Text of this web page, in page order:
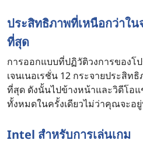
ประสิทธิภาพที่เหนือกว่าใ
ที่สุด
การออกแบบที่ปฏิวัติวงการของโ
เจนเนอเรชั่น 12 กระจายประสิ
ที่สุด ดังนั้นไปข้างหน้าและวิดีโอแ
ทั้งหมดในครั้งเดียวไม่ว่าคุณจะอ
Intel สําหรับการเล่นเกม